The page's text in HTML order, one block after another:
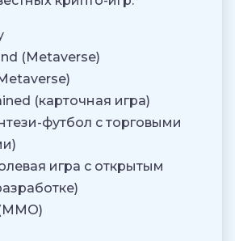
(Metaverse)
(карточная игра)
футбол с торговыми
игра с открытым